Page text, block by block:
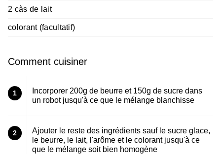
2 càs de lait
colorant (facultatif)
Comment cuisiner
1
Incorporer 200g de beurre et 150g de sucre dans
un robot jusqu'à ce que le mélange blanchisse
2
Ajouter le reste des ingrédients sauf le sucre glace,
le beurre, le lait, l'arôme et le colorant jusqu'à ce
que le mélange soit bien homogène